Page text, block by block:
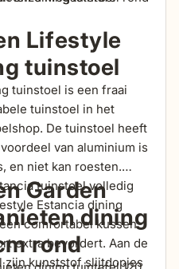
Lifestyle
tuinstoel
tuinstoel is een fraai
tuinstoel in het
De tuinstoel heeft
van aluminium is
en niet kan roesten.
tuinstoel volledig
Estancia dining
comfortabel kussen
extra bevordert. Aan de
zijn kunststof slijtdopjes
Garden
dining
rond